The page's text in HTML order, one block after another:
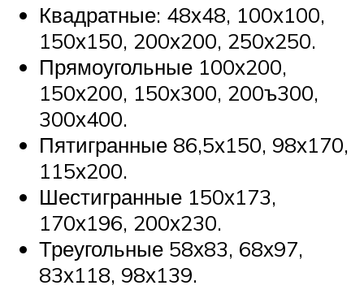
Квадратные: 48х48, 100х100,
150х150, 200х200, 250х250.
Прямоугольные 100х200,
150х200, 150х300, 200ъ300,
300х400.
Пятигранные 86,5х150, 98х170,
115х200.
Шестигранные 150х173,
170х196, 200х230.
Треугольные 58х83, 68х97,
83х118, 98х139.